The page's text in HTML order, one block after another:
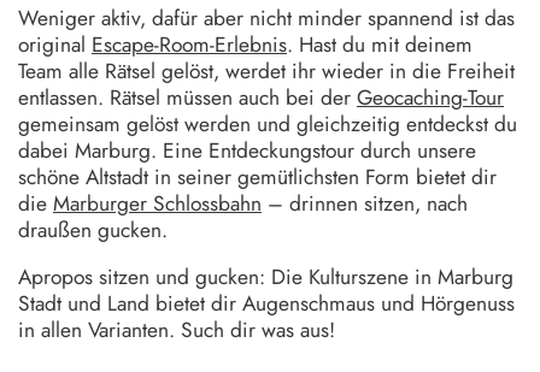
Weniger aktiv, dafür aber nicht minder spannend ist das
original Escape-Room-Erlebnis. Hast du mit deinem
Team alle Rätsel gelöst, werdet ihr wieder in die Freiheit
entlassen. Rätsel müssen auch bei derGeocaching-Tour
gemeinsam gelöst werden und gleichzeitig entdeckst du
dabei Marburg. Eine Entdeckungstour durch unsere
schöne Altstadt in seiner gemütlichsten Form bietet dir
dieMarburger Schlossbahn – drinnen sitzen, nach
draußen gucken.
Apropos sitzen und gucken: Die Kulturszene in Marburg
Stadt und Land bietet dir Augenschmaus und Hörgenuss
in allen Varianten. Such dir was aus!